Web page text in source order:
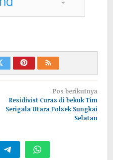
Pos berikutnya
Residivist Curas di bekuk Tim
Serigala Utara Polsek Sungkai
Selatan